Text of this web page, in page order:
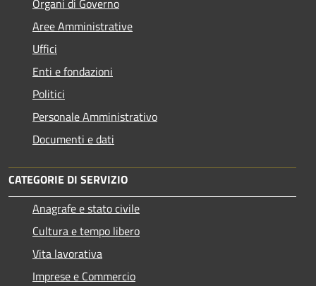
Organi di Governo
Aree Amministrative
Uffici
Enti e fondazioni
Politici
Personale Amministrativo
Documenti e dati
CATEGORIE DI SERVIZIO
Anagrafe e stato civile
Cultura e tempo libero
Vita lavorativa
Imprese e Commercio